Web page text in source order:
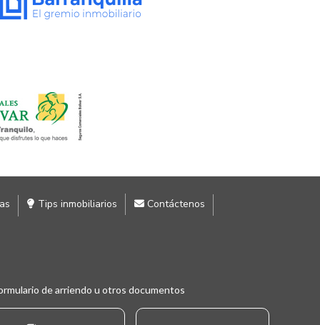
Tips inmobiliarios Contáctenos
de arriendo u otros documentos